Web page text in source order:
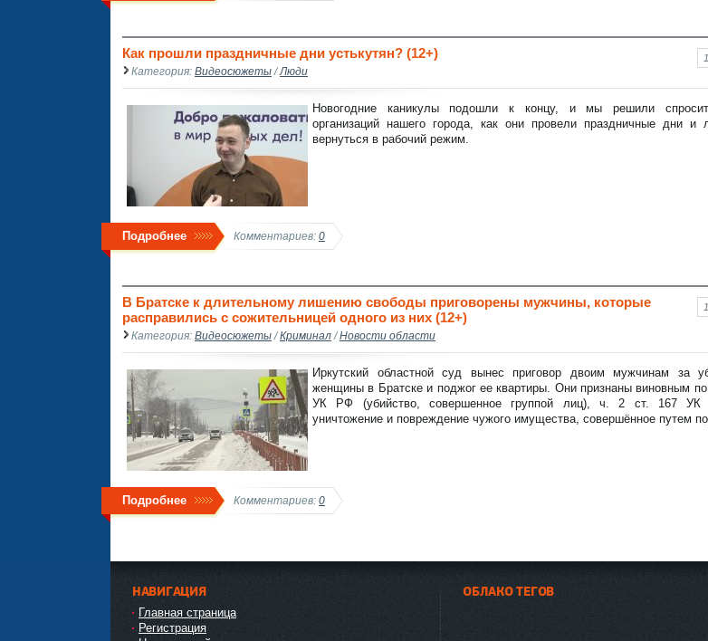
Как прошли праздничные дни устькутян? (12+)
Категория: Видеосюжеты /Люди
Новогодние каникулы подошли к концу, и мы решили
организаций нашего города, как они провели праздничные дни
вернуться в рабочий режим.
Подробнее Комментариев: 0
В Братске к длительному лишению свободы приговорены мужчины, которые
расправились с сожительницей одного из них (12+)
Категория: Видеосюжеты /Криминал /Новости области
Иркутский областной суд вынес приговор двоим мужчинам за
женщины в Братске и поджог ее квартиры. Они признаны виновным
УК РФ (убийство, совершенное группой лиц), ч. 2 ст. 167
уничтожение и повреждение чужого имущества, совершённое путем
Подробнее Комментариев: 0
НАВИГАЦИЯ
Главная страница
Регистрация
ОБЛАКО ТЕГОВ